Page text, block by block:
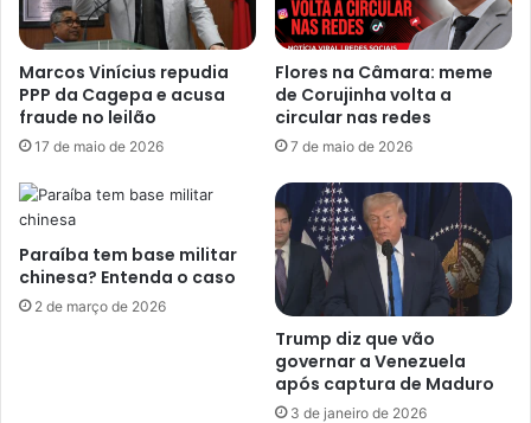
Marcos Vinícius repudia
PPP da Cagepa e acusa
fraude no leilão
17 de maio de 2026
Flores na Câmara: meme
de Corujinha volta a
circular nas redes
7 de maio de 2026
Paraíba tem base militar
chinesa? Entenda o caso
2 de março de 2026
Trump diz que vão
governar a Venezuela
após captura de Maduro
3 de janeiro de 2026